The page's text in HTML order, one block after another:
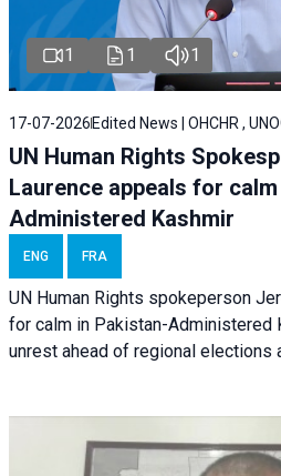
1 1 1
17-07-2026 Edited News | OHCHR ,
UN Human Rights
Laurence appeals for
Administered Kashmir
ENG FRA
UN Human Rights spokeperson
for calm in Pakistan-Administered
unrest ahead of regional elections